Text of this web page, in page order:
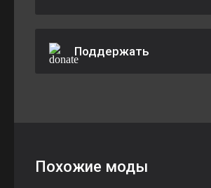
Поддержать
Похожие моды